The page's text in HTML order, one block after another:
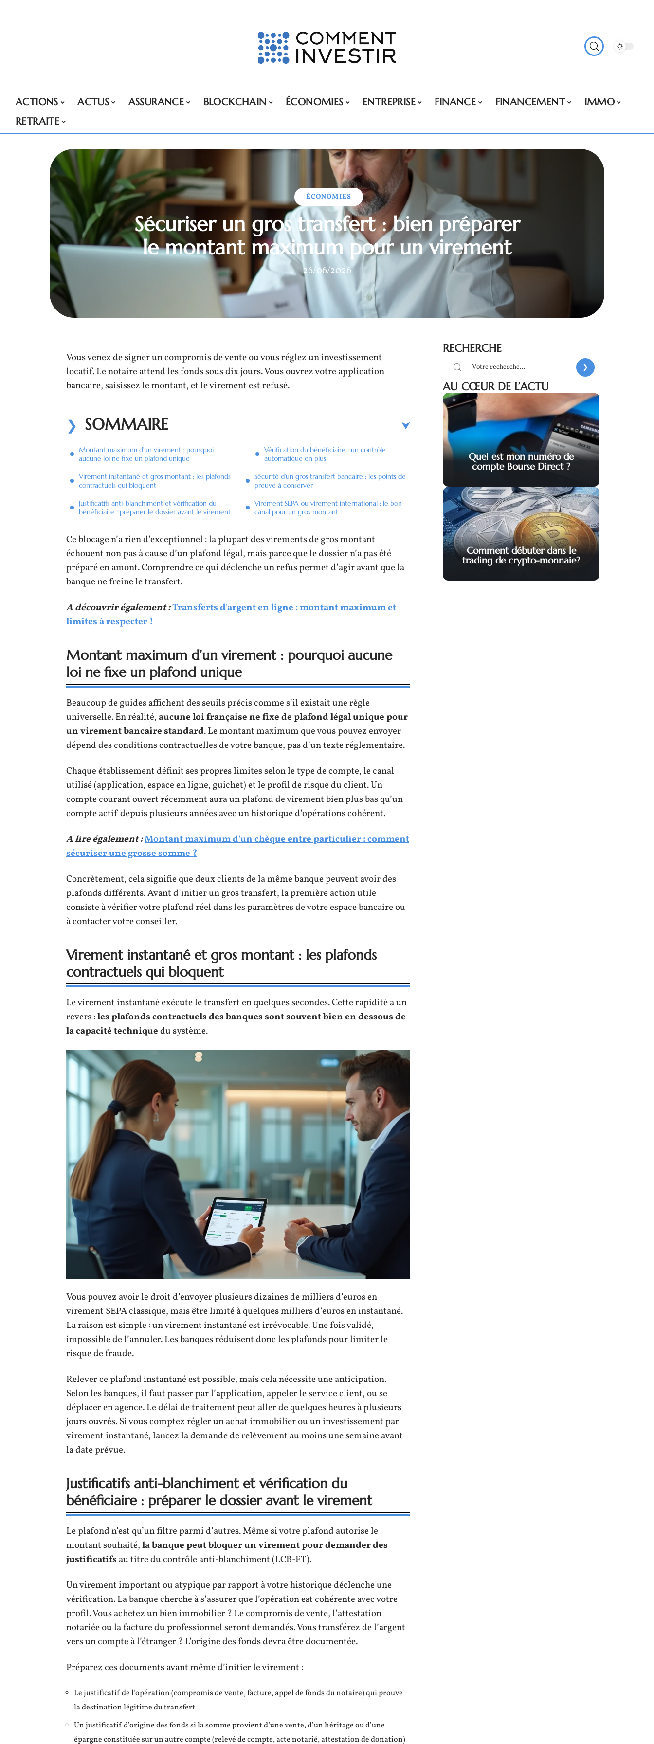
ACTIONS ACTUS ASSURANCE BLOCKCHAIN ÉCONOMIES ENTREPRISE FINANCE FINANCEMENT
IMMO
RETRAITE
ÉCONOMIES
Sécuriser un gros transfert : bien préparer
le montant maximum pour un virement
26/06/2026
Vous venez de signer un compromis de vente ou vous réglez un investissement
locatif. Le notaire attend les fonds sous dix jours. Vous ouvrez votre application
bancaire, saisissez le montant, et le virement est refusé.
SOMMAIRE
Montant maximum d’un virement : pourquoi
aucune loi ne fixe un plafond unique
Virement instantané et gros montant : les plafonds
contractuels qui bloquent
Justificatifs anti-blanchiment et vérification du
bénéficiaire : préparer le dossier avant le virement
Vérification du bénéficiaire : un contrôle
automatique en plus
Sécurité d’un gros transfert bancaire : les points de
preuve à conserver
Virement SEPA ou virement international : le bon
canal pour un gros montant
Ce blocage n’a rien d’exceptionnel : la plupart des virements de gros montant
échouent non pas à cause d’un plafond légal, mais parce que le dossier n’a pas été
préparé en amont. Comprendre ce qui déclenche un refus permet d’agir avant que la
banque ne freine le transfert.
A découvrir également :Transferts d'argent en ligne : montant maximum et
limites à respecter !
Montant maximum d’un virement : pourquoi aucune
loi ne fixe un plafond unique
Beaucoup de guides affichent des seuils précis comme s’il existait une règle
universelle. En réalité,aucune loi française ne fixe de plafond légal unique pour
un virement bancaire standard. Le montant maximum que vous pouvez envoyer
dépend des conditions contractuelles de votre banque, pas d’un texte réglementaire.
Chaque établissement définit ses propres limites selon le type de compte, le canal
utilisé (application, espace en ligne, guichet) et le profil de risque du client. Un
compte courant ouvert récemment aura un plafond de virement bien plus bas qu’un
compte actif depuis plusieurs années avec un historique d’opérations cohérent.
A lire également :Montant maximum d'un chèque entre particulier : comment
sécuriser une grosse somme ?
Concrètement, cela signifie que deux clients de la même banque peuvent avoir des
plafonds différents. Avant d’initier un gros transfert, la première action utile
consiste à vérifier votre plafond réel dans les paramètres de votre espace bancaire ou
à contacter votre conseiller.
Virement instantané et gros montant : les plafonds
contractuels qui bloquent
Le virement instantané exécute le transfert en quelques secondes. Cette rapidité a un
revers :les plafonds contractuels des banques sont souvent bien en dessous de
la capacité techniquedu système.
Vous pouvez avoir le droit d’envoyer plusieurs dizaines de milliers d’euros en
virement SEPA classique, mais être limité à quelques milliers d’euros en instantané.
La raison est simple : un virement instantané est irrévocable. Une fois validé,
impossible de l’annuler. Les banques réduisent donc les plafonds pour limiter le
risque de fraude.
Relever ce plafond instantané est possible, mais cela nécessite une anticipation.
Selon les banques, il faut passer par l’application, appeler le service client, ou se
déplacer en agence. Le délai de traitement peut aller de quelques heures à plusieurs
jours ouvrés. Si vous comptez régler un achat immobilier ou un investissement par
virement instantané, lancez la demande de relèvement au moins une semaine avant
la date prévue.
Justificatifs anti-blanchiment et vérification du
bénéficiaire : préparer le dossier avant le virement
Le plafond n’est qu’un filtre parmi d’autres. Même si votre plafond autorise le
montant souhaité,la banque peut bloquer un virement pour demander des
justificatifs au titre du contrôle anti-blanchiment (LCB-FT).
Un virement important ou atypique par rapport à votre historique déclenche une
vérification. La banque cherche à s’assurer que l’opération est cohérente avec votre
profil. Vous achetez un bien immobilier ? Le compromis de vente, l’attestation
notariée ou la facture du professionnel seront demandés. Vous transférez de l’argent
vers un compte à l’étranger ? L’origine des fonds devra être documentée.
Préparez ces documents avant même d’initier le virement :
Le justificatif de l’opération (compromis de vente, facture, appel de fonds du notaire) qui prouve
la destination légitime du transfert
Un justificatif d’origine des fonds si la somme provient d’une vente, d’un héritage ou d’une
épargne constituée sur un autre compte (relevé de compte, acte notarié, attestation de donation)
RECHERCHE
AU CŒUR DE L’ACTU
Quel est mon numéro de
compte Bourse Direct ?
Comment débuter dans le
trading de crypto-monnaie?